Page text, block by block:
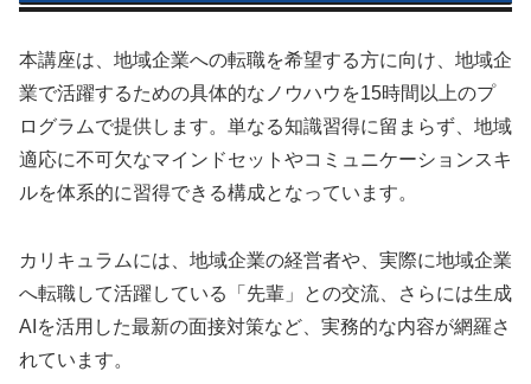
本講座は、地域企業への転職を希望する方に向け、地域企
業で活躍するための具体的なノウハウを15時間以上のプ
ログラムで提供します。単なる知識習得に留まらず、地域
適応に不可欠なマインドセットやコミュニケーションスキ
ルを体系的に習得できる構成となっています。
カリキュラムには、地域企業の経営者や、実際に地域企業
へ転職して活躍している「先輩」との交流、さらには生成
AIを活用した最新の面接対策など、実務的な内容が網羅さ
れています。